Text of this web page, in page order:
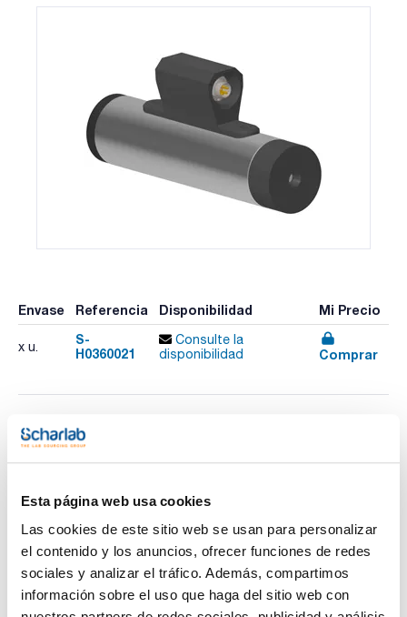
Esta página web usa cookies
Las cookies de este sitio web se usan para personalizar
el contenido y los anuncios, ofrecer funciones de redes
sociales y analizar el tráfico. Además, compartimos
información sobre el uso que haga del sitio web con
Envase Referencia Disponibilidad Mi Precio
x u.
S-
H0360021
Consulte la
disponibilidad
Comprar
Imprimir ficha de
Características
burbujas. Con trampa de burbujas ensanchada en un lado
Características : 100 mm de longitud y para volumen de
muestra de 2,4 mL
El polarímetro VariPol es un polarímetro de precisión de
última generación con un diseño moderno, materiales
robustos y una longevidad inigualable. Su incomparable
precisión en la medición se combina con configuración
Ver más